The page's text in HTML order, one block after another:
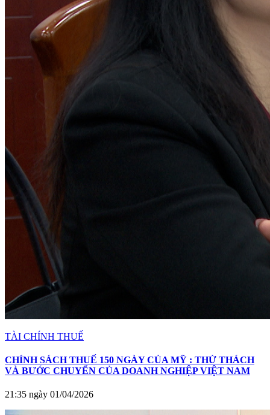
TÀI CHÍNH THUẾ
CHÍNH SÁCH THUẾ 150 NGÀY CỦA MỸ : THỬ THÁCH
VÀ BƯỚC CHUYỂN CỦA DOANH NGHIỆP VIỆT NAM
21:35 ngày 01/04/2026